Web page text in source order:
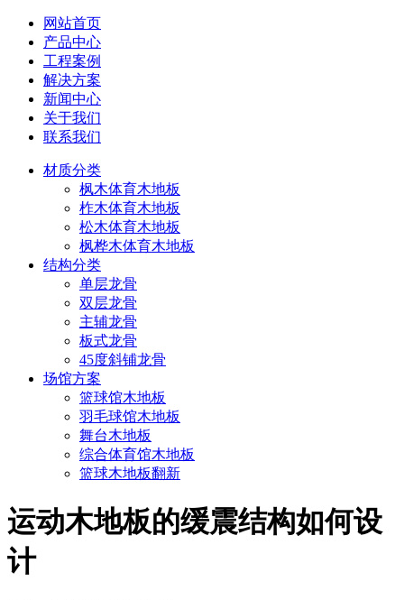
网站首页
产品中心
工程案例
解决方案
新闻中心
关于我们
联系我们
材质分类
枫木体育木地板
柞木体育木地板
松木体育木地板
枫桦木体育木地板
结构分类
单层龙骨
双层龙骨
主辅龙骨
板式龙骨
45度斜铺龙骨
场馆方案
篮球馆木地板
羽毛球馆木地板
舞台木地板
综合体育馆木地板
篮球木地板翻新
运动木地板的缓震结构如何设
计